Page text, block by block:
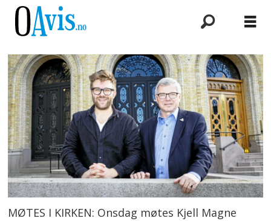
MØTES I KIRKEN: Onsdag møtes Kjell Magne